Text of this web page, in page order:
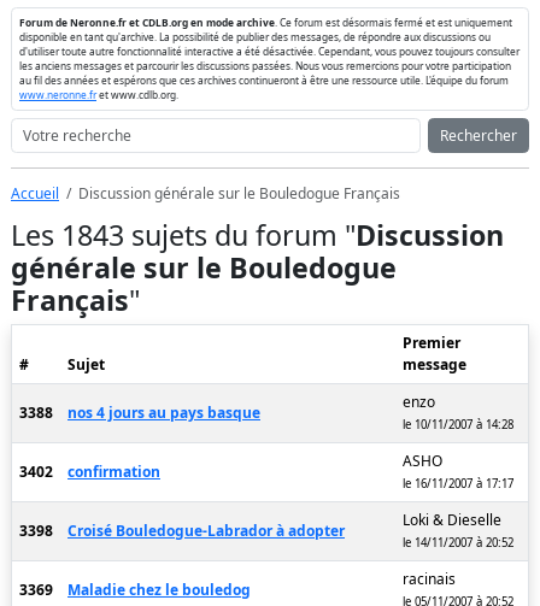
Forum de Neronne.fr et CDLB.org en mode archive . Ce forum est désormais fermé et est uniquement
disponible en tant qu'archive. La possibilité de publier des messages, de répondre aux discussions ou
d'utiliser toute autre fonctionnalité interactive a été désactivée. Cependant, vous pouvez toujours consulter
les anciens messages et parcourir les discussions passées. Nous vous remercions pour votre participation
au fil des années et espérons que ces archives continueront à être une ressource utile. L'équipe du forum
www.neronne.fret www.cdlb.org.
Rechercher
Accueil Discussion générale sur le Bouledogue Français
Les 1843 sujets du forum "Discussion
générale sur le Bouledogue
Français"
# Sujet
Premier
message
3388 nos 4 jours au pays basque
enzo
le 10/11/2007 à 14:28
3402 confirmation
ASHO
le 16/11/2007 à 17:17
3398 Croisé Bouledogue-Labrador à adopter
Loki & Dieselle
le 14/11/2007 à 20:52
3369 Maladie chez le bouledog
racinais
le 05/11/2007 à 20:52